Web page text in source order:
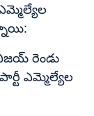
రెండు
ఎమ్మెల్యేల